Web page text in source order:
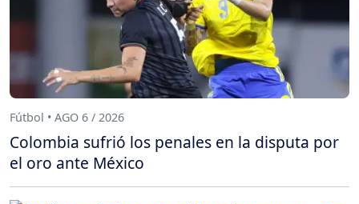
Fútbol • AGO 6 / 2026
Colombia sufrió los penales en la disputa por
el oro ante México